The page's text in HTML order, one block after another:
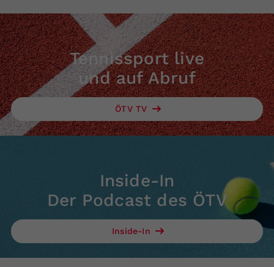
Tennissport live
und auf Abruf
ÖTV TV
Inside-In
Der Podcast des ÖTV
Inside-In